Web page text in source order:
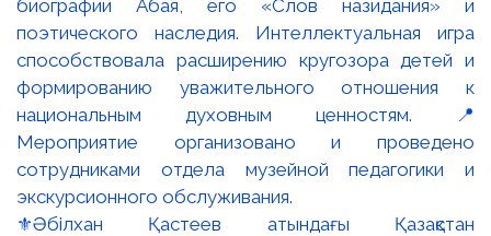
⚜️Әбілхан Қастеев атындағы Қазақстан